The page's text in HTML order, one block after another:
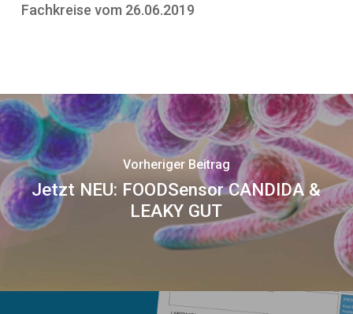
Fachkreise vom 26.06.2019
Vorheriger Beitrag
Jetzt NEU: FOODSensor CANDIDA &
LEAKY GUT